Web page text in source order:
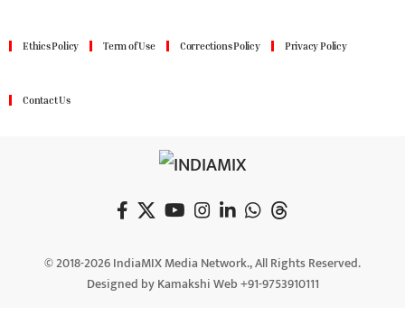
Ethics Policy Term of Use Corrections Policy Privacy Policy
Contact Us
© 2018-2026 IndiaMIX Media Network., All Rights Reserved.
Designed by Kamakshi Web +91-9753910111